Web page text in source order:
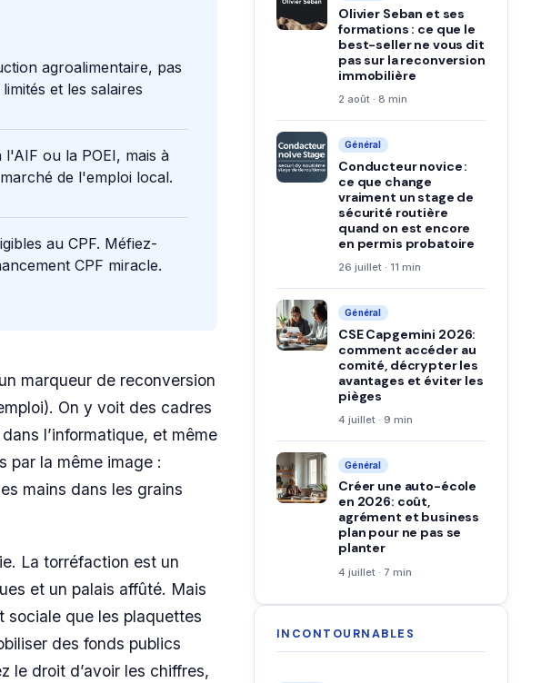
agroalimentaire, pas
et les salaires
ou la POEI, mais à
de l'emploi local.
au CPF. Méfiez-
CPF miracle.
marqueur de reconversion
On y voit des cadres
l’informatique, et même
par la même image :
mains dans les grains
La torréfaction est un
et un palais affûté. Mais
sociale que les plaquettes
des fonds publics
le droit d’avoir les chiffres,
Olivier Seban et ses
formations : ce que le
best-seller ne vous dit
pas sur la reconversion
immobilière
2 août · 8 min
Général
Conducteur novice :
ce que change
vraiment un stage de
sécurité routière
quand on est encore
en permis probatoire
26 juillet · 11 min
Général
CSE Capgemini 2026:
comment accéder au
comité, décrypter les
avantages et éviter les
pièges
4 juillet · 9 min
Général
Créer une auto-école
en 2026: coût,
agrément et business
plan pour ne pas se
planter
4 juillet · 7 min
INCONTOURNABLES